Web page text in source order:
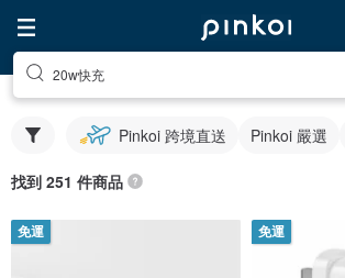
20w快充
Pinkoi 跨境直送 Pinkoi 嚴選
找到 251 件商品
免運 免運